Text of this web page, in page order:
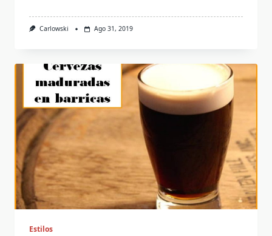
Carlowski Ago 31, 2019
Estilos